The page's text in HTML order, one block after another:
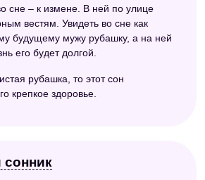
сне – к измене. В ней по улице
вестям. Увидеть во сне как
будущему мужу рубашку, а на ней
его будет долгой.
рубашка, то этот сон
крепкое здоровье.
сонник